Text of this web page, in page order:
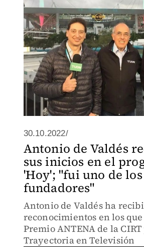
30.10.2022/
Antonio de Valdés
sus inicios en el
'Hoy'; "fui uno de los
fundadores"
Antonio de Valdés ha
reconocimientos en los que
Premio ANTENA de la
Trayectoria en Televisión